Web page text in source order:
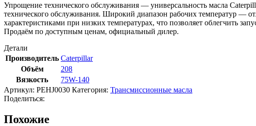
Упрощение технического обслуживания — универсальность масла
технического обслуживания. Широкий диапазон рабочих температур —
характеристиками при низких температурах, что позволяет облегчить
Продаём по доступным ценам, официальный дилер.
Детали
Производитель Caterpillar
Объём
208
Вязкость
75W-140
Артикул: PEHJ0030 Категория: Трансмиссионные масла
Поделиться:
Похожие